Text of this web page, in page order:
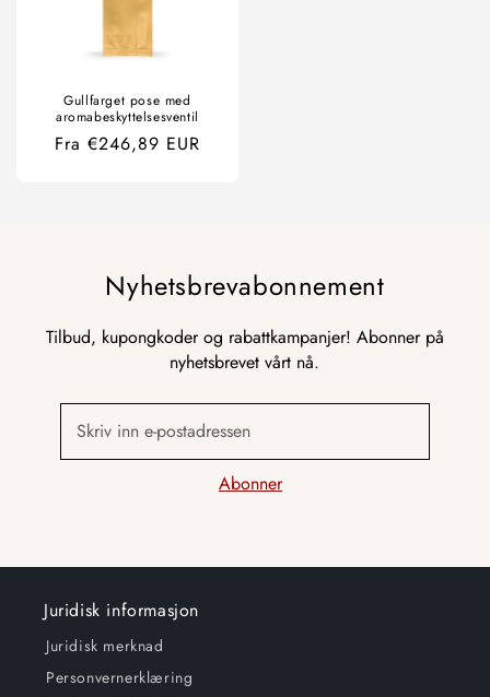
Gullfarget pose med
aromabeskyttelsesventil
Ordinær
Fra €246,89 EUR
Nyhetsbrevabonnement
Tilbud, kupongkoder og rabattkampanjer! Abonner på
nyhetsbrevet vårt nå.
Skriv inn e-postadressen
Abonner
Juridisk informasjon
Juridisk merknad
Personvernerklæring